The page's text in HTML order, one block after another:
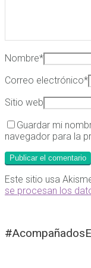
Nombre*
Correo electrónico*
Sitio web
Guardar mi
navegador para la
Este sitio usa
se procesan los